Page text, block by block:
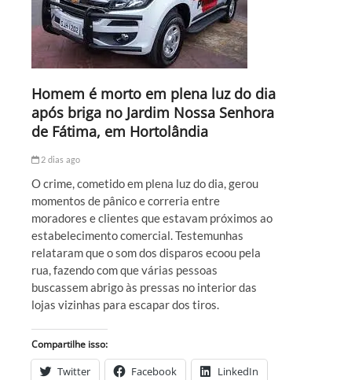
Homem é morto em plena luz do dia
após briga no Jardim Nossa Senhora
de Fátima, em Hortolândia
2 dias ago
O crime, cometido em plena luz do dia, gerou
momentos de pânico e correria entre
moradores e clientes que estavam próximos ao
estabelecimento comercial. Testemunhas
relataram que o som dos disparos ecoou pela
rua, fazendo com que várias pessoas
buscassem abrigo às pressas no interior das
lojas vizinhas para escapar dos tiros.
Compartilhe isso:
Twitter Facebook LinkedIn